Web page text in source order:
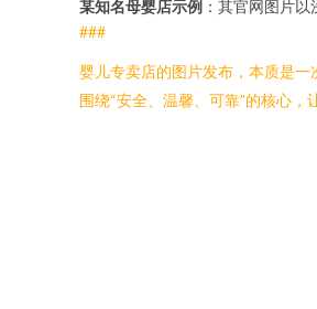
某知名母婴店示例 ：其官网图片
###
婴儿专卖店的图片发布，本质是
围绕“安全、温馨、可靠”的核心，